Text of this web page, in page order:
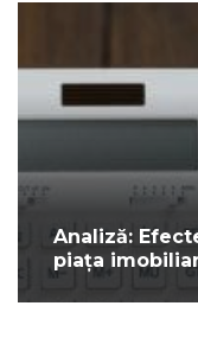
Analiză:
piața